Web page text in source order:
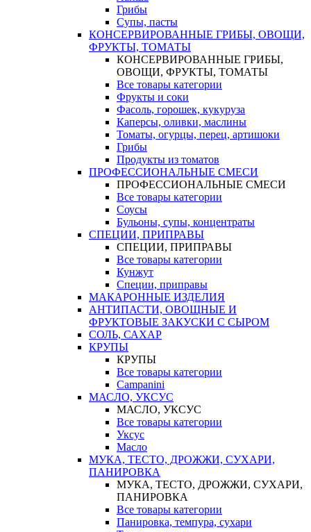
Грибы
Супы, пасты
КОНСЕРВИРОВАННЫЕ ГРИБЫ, ОВОЩИ,
ФРУКТЫ, ТОМАТЫ
КОНСЕРВИРОВАННЫЕ ГРИБЫ,
ОВОЩИ, ФРУКТЫ, ТОМАТЫ
Все товары категории
Фрукты и соки
Фасоль, горошек, кукуруза
Каперсы, оливки, маслины
Томаты, огурцы, перец, артишоки
Грибы
Продукты из томатов
ПРОФЕССИОНАЛЬНЫЕ СМЕСИ
ПРОФЕССИОНАЛЬНЫЕ СМЕСИ
Все товары категории
Соусы
Бульоны, супы, концентраты
СПЕЦИИ, ПРИПРАВЫ
СПЕЦИИ, ПРИПРАВЫ
Все товары категории
Кунжут
Специи, приправы
МАКАРОННЫЕ ИЗДЕЛИЯ
АНТИПАСТИ, ОВОЩНЫЕ И
ФРУКТОВЫЕ ЗАКУСКИ С СЫРОМ
СОЛЬ, САХАР
КРУПЫ
КРУПЫ
Все товары категории
Campanini
МАСЛО, УКСУС
МАСЛО, УКСУС
Все товары категории
Уксус
Масло
МУКА, ТЕСТО, ДРОЖЖИ, СУХАРИ,
ПАНИРОВКА
МУКА, ТЕСТО, ДРОЖЖИ, СУХАРИ,
ПАНИРОВКА
Все товары категории
Панировка, темпура, сухари